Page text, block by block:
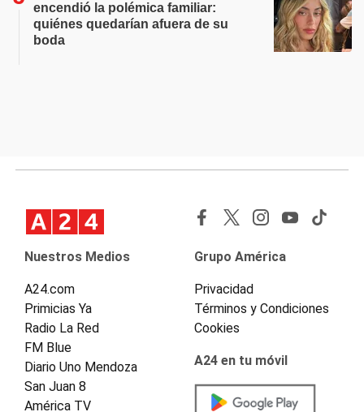
encendió la polémica familiar:
quiénes quedarían afuera de su
boda
Nuestros Medios
A24.com
Primicias Ya
Radio La Red
FM Blue
Diario Uno Mendoza
San Juan 8
América TV
Grupo América
Privacidad
Términos y Condiciones
Cookies
A24 en tu móvil